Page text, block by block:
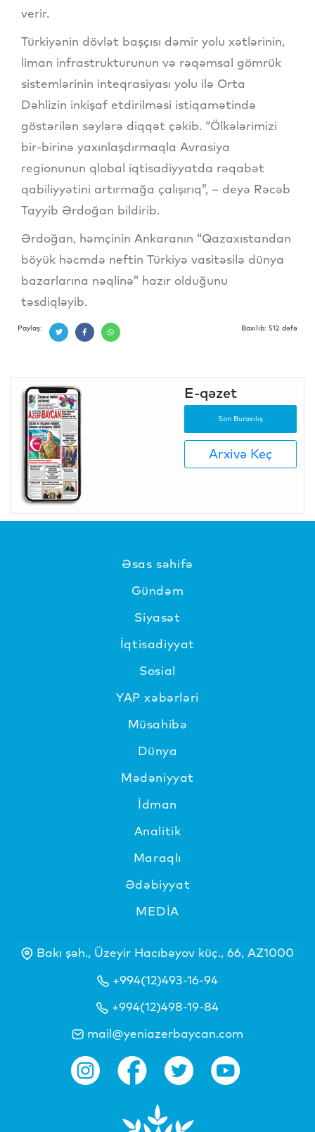
verir.
Türkiyənin dövlət başçısı dəmir yolu xətlərinin,
liman infrastrukturunun və rəqəmsal gömrük
sistemlərinin inteqrasiyası yolu ilə Orta
Dəhlizin inkişaf etdirilməsi istiqamətində
göstərilən səylərə diqqət çəkib. “Ölkələrimizi
bir-birinə yaxınlaşdırmaqla Avrasiya
regionunun qlobal iqtisadiyyatda rəqabət
qabiliyyətini artırmağa çalışırıq”, – deyə Rəcəb
Tayyib Ərdoğan bildirib.
Ərdoğan, həmçinin Ankaranın “Qazaxıstandan
böyük həcmdə neftin Türkiyə vasitəsilə dünya
bazarlarına nəqlinə” hazır olduğunu
təsdiqləyib.
Paylaş: Baxılıb: 512 dəfə
E-qəzet
Son Buraxılış
Arxivə Keç
Əsas səhifə
Gündəm
Siyasət
İqtisadiyyat
Sosial
YAP xəbərləri
Müsahibə
Dünya
Mədəniyyat
İdman
Analitik
Maraqlı
Ədəbiyyat
MEDİA
Bakı şəh., Üzeyir Hacıbəyov küç., 66, AZ1000
+994(12)493-16-94
+994(12)498-19-84
mail@yeniazerbaycan.com